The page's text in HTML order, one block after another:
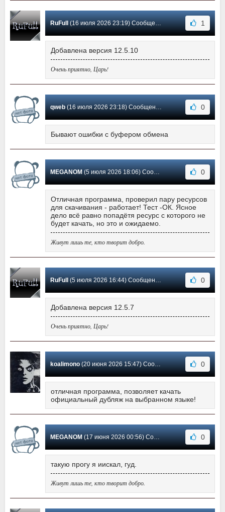
RuFull(16 июля 2026 23:19) Сообщение #71 1
Добавлена версия 12.5.10
Очень приятно, Царь!
qweb(16 июля 2026 23:18) Сообщение #70 0
Бывают ошибки с буфером обмена
MEGANOM(5 июля 2026 18:06) Сообщение #69 0
Отличная программа, проверил пару ресурсов
для скачивания - работает! Тест -OК. Ясное
дело всё равно попадётя ресурс с которого не
будет качать, но это и ожидаемо.
Живут лишь те, кто творит добро.
RuFull(5 июля 2026 16:44) Сообщение #68 0
Добавлена версия 12.5.7
Очень приятно, Царь!
koalimono(20 июня 2026 15:47) Сообщение #67 0
отличная программа, позволяет качать
официальный дубляж на выбранном языке!
MEGANOM(17 июня 2026 00:56) Сообщение #66 0
такую прогу я иискал, гуд.
Живут лишь те, кто творит добро.